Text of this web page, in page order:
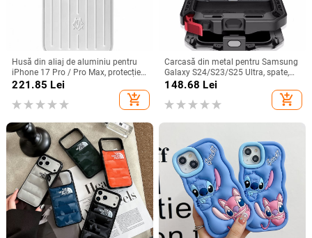
Husă din aliaj de aluminiu pentru
iPhone 17 Pro / Pro Max, protecție
anti-cădere, închidere magnetică,
turnare prin injecție, posibilitate de
personalizare
221.85 Lei
add_shopping_cart
Carcasă din metal pentru Samsung
Galaxy S24/S23/S25 Ultra, spate,
prelucrată, personalizabilă, disipare
căldură, anti-cadere, anti-amprentă
148.68 Lei
add_shopping_cart